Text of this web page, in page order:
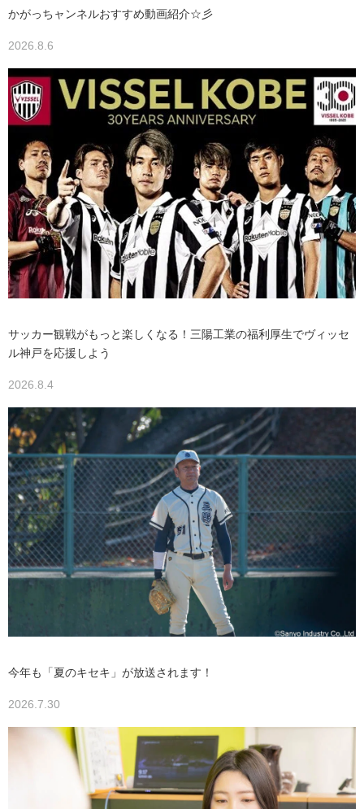
かがっちャンネルおすすめ動画紹介☆彡
2026.8.6
サッカー観戦がもっと楽しくなる！三陽工業の福利厚生でヴィッセ
ル神戸を応援しよう
2026.8.4
今年も「夏のキセキ」が放送されます！
2026.7.30